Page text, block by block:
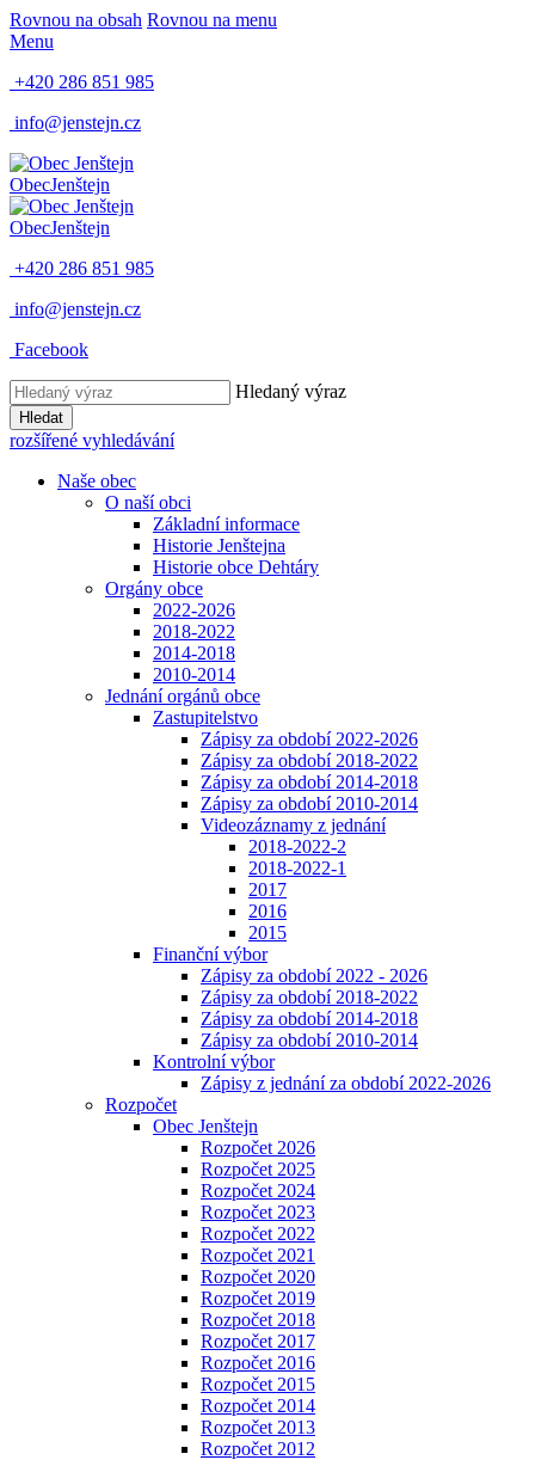
Rovnou na obsah Rovnou na menu
Menu
+420 286 851 985
info@jenstejn.cz
ObecJenštejn
ObecJenštejn
+420 286 851 985
info@jenstejn.cz
Facebook
Hledaný výraz
Hledat
rozšířené vyhledávání
Naše obec
O naší obci
Základní informace
Historie Jenštejna
Historie obce Dehtáry
Orgány obce
2022-2026
2018-2022
2014-2018
2010-2014
Jednání orgánů obce
Zastupitelstvo
Zápisy za období 2022-2026
Zápisy za období 2018-2022
Zápisy za období 2014-2018
Zápisy za období 2010-2014
Videozáznamy z jednání
2018-2022-2
2018-2022-1
2017
2016
2015
Finanční výbor
Zápisy za období 2022 - 2026
Zápisy za období 2018-2022
Zápisy za období 2014-2018
Zápisy za období 2010-2014
Kontrolní výbor
Zápisy z jednání za období 2022-2026
Rozpočet
Obec Jenštejn
Rozpočet 2026
Rozpočet 2025
Rozpočet 2024
Rozpočet 2023
Rozpočet 2022
Rozpočet 2021
Rozpočet 2020
Rozpočet 2019
Rozpočet 2018
Rozpočet 2017
Rozpočet 2016
Rozpočet 2015
Rozpočet 2014
Rozpočet 2013
Rozpočet 2012